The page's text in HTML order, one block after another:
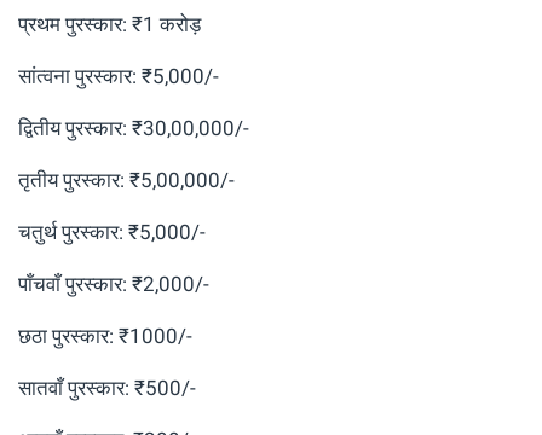
प्रथम पुरस्कार: ₹1 करोड़
सांत्वना पुरस्कार: ₹5,000/-
द्वितीय पुरस्कार: ₹30,00,000/-
तृतीय पुरस्कार: ₹5,00,000/-
चतुर्थ पुरस्कार: ₹5,000/-
पाँचवाँ पुरस्कार: ₹2,000/-
छठा पुरस्कार: ₹1000/-
सातवाँ पुरस्कार: ₹500/-